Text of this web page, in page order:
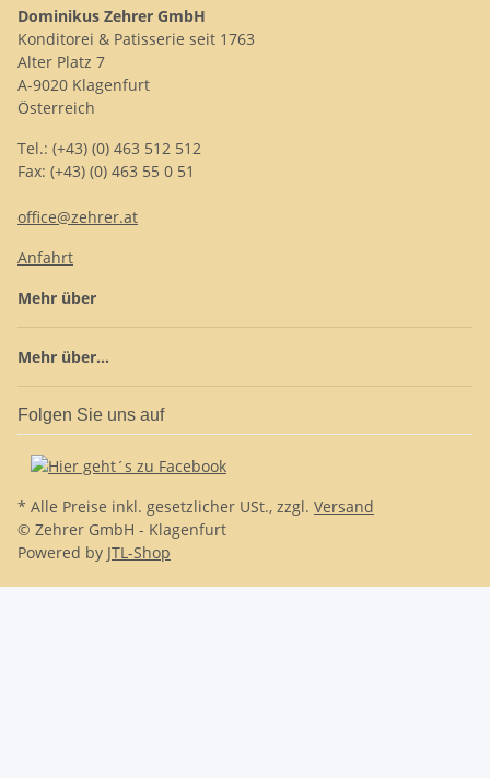
Dominikus Zehrer GmbH
Konditorei & Patisserie seit 1763
Alter Platz 7
A-9020 Klagenfurt
Österreich
Tel.: (+43) (0) 463 512 512
Fax: (+43) (0) 463 55 0 51
office@zehrer.at
Anfahrt
Mehr über
Mehr über...
Folgen Sie uns auf
* Alle Preise inkl. gesetzlicher USt., zzgl. Versand
© Zehrer GmbH - Klagenfurt
Powered by JTL-Shop